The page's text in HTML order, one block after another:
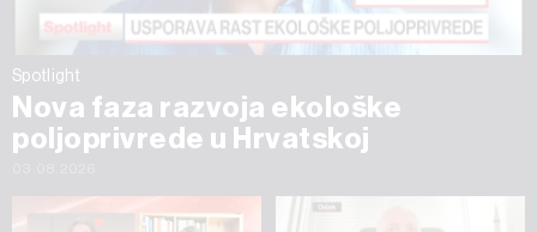
Spotlight
Nova faza razvoja ekološke
poljoprivrede u Hrvatskoj